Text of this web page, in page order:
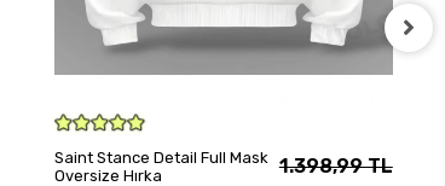
Saint Stance Detail Full Mask
Oversize Hırka
1.398,99 TL